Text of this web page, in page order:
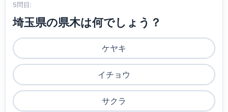
5問目:
埼玉県の県木は何でしょう？
ケヤキ
イチョウ
サクラ